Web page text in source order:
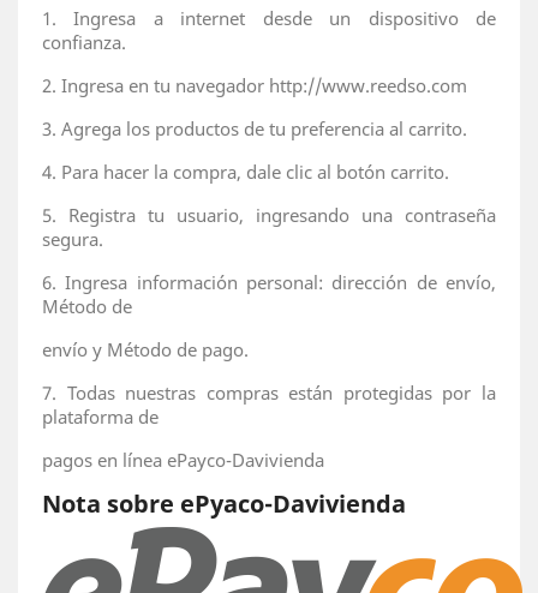
1. Ingresa a internet desde un dispositivo de
confianza.
2. Ingresa en tu navegador http://www.reedso.com
3. Agrega los productos de tu preferencia al carrito.
4. Para hacer la compra, dale clic al botón carrito.
5. Registra tu usuario, ingresando una contraseña
segura.
6. Ingresa información personal: dirección de envío,
Método de
envío y Método de pago.
7. Todas nuestras compras están protegidas por la
plataforma de
pagos en línea ePayco-Davivienda
Nota sobre ePyaco-Davivienda